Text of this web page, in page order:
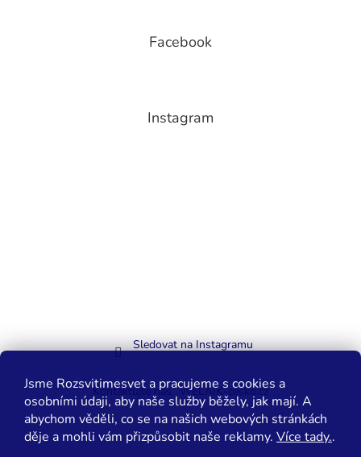
Jsme Rozsvitimesvet a pracujeme s cookies a
osobními údaji, aby naše služby běžely, jak mají. A
abychom věděli, co se na našich webových stránkách
děje a mohli vám přizpůsobit naše reklamy. Více tady..
Facebook
Instagram
Sledovat na Instagramu
Kontaktujte nás WELAIK-cesko.cz